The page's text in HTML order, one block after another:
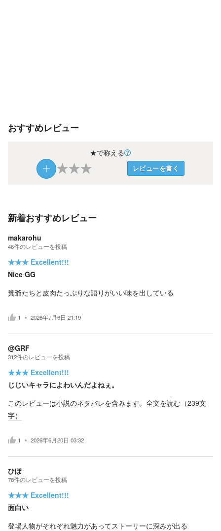
おすすめレビュー
★で称える
★★★ レビューを書く
新着おすすめレビュー
makarohu
46件のレビューを投稿
★★★ Excellent!!!
Nice GG
糞爺たちと皮肉たっぷりな語りがいい味を出している
1 2026年7月6日 21:19
@GRF
312件のレビューを投稿
★★★ Excellent!!!
じじいキャラによわいんだよねぇ。
このレビューは小説のネタバレを含みます。 全文を読む（239文
字）
1 2026年6月20日 03:32
ひぽ
78件のレビューを投稿
★★★ Excellent!!!
面白い
登場人物がそれぞれ魅力があってストーリーに深みが出る